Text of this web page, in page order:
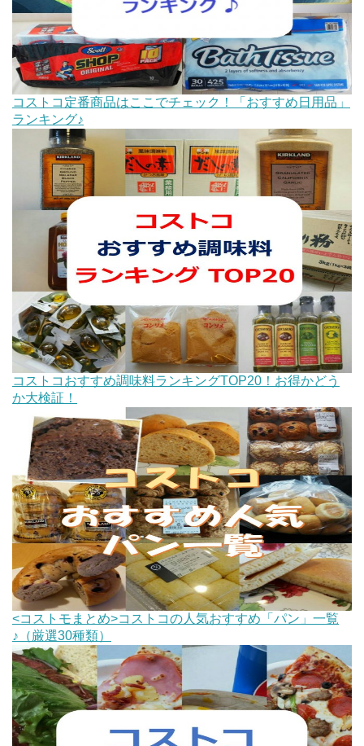
コストコ定番商品はここでチェック！「おすすめ日用品」
ランキング♪
コストコおすすめ調味料ランキングTOP20！お得かどう
か大検証！
<コストモまとめ>コストコの人気おすすめ「パン」一覧
♪（厳選30種類）